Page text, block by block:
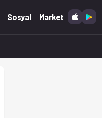
Sosyal Market